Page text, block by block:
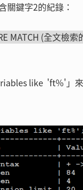
關鍵字2的紀錄：
MATCH (全文檢
like 'ft%'」